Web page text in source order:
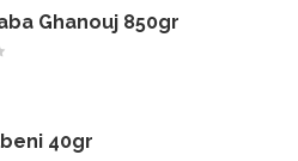
Ghanouj 850gr
40gr